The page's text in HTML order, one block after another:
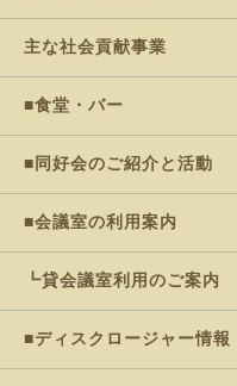
主な社会貢献事業
■食堂・バー
■同好会のご紹介と活動
■会議室の利用案内
┗貸会議室利用のご案内
■ディスクロージャー情報